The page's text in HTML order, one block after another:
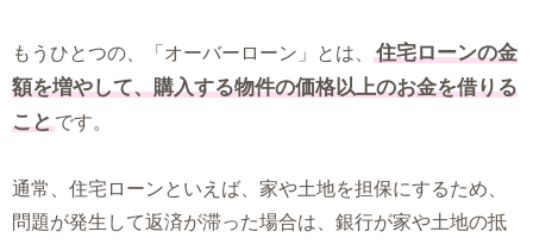
もうひとつの、「オーバーローン」とは、
住宅ローンの金
額を増やして、購入する物件の価格以上のお金を借りる
ことです。
通常、住宅ローンといえば、家や土地を担保にするため、
問題が発生して返済が滞った場合は、銀行が家や土地の抵